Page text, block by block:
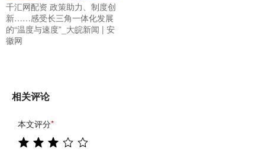
千汇网配资 政策助力、制度创
新……感受长三角一体化发展
的“温度与速度”_大皖新闻 | 安
徽网
相关评论
本文评分*